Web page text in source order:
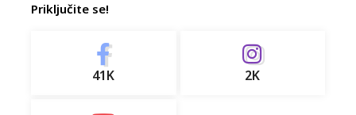
Priključite se!
41K 2K